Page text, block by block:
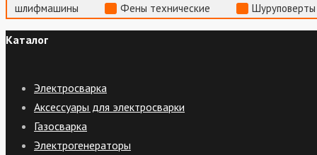
шлифмашины
Фены технические
Каталог
Электросварка
Аксессуары для электросварки
Газосварка
Электрогенераторы